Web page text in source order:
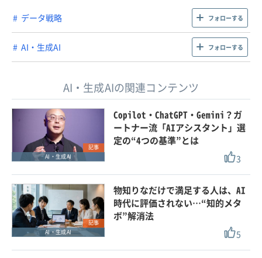
データ戦略 フォローする
AI・生成AI フォローする
AI・生成AIの関連コンテンツ
記事
AI・生成AI
Copilot・ChatGPT・Gemini？ガ
ートナー流「AIアシスタント」選
定の“4つの基準”とは
3
記事
AI・生成AI
物知りなだけで満足する人は、AI
時代に評価されない…“知的メタ
ボ”解消法
5